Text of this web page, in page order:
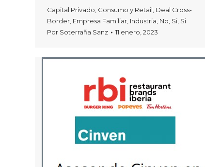
Capital Privado Consumo y Retail Deal Cross-
Border Empresa Familiar Industria No Si Si
Por Soterraña Sanz 11 enero, 2023